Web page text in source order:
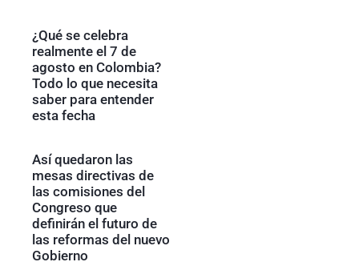
¿Qué se celebra
realmente el 7 de
agosto en Colombia?
Todo lo que necesita
saber para entender
esta fecha
Así quedaron las
mesas directivas de
las comisiones del
Congreso que
definirán el futuro de
las reformas del nuevo
Gobierno